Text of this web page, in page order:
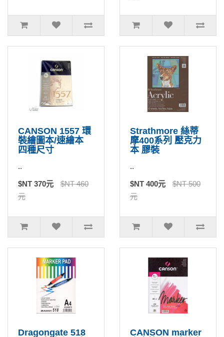
CANSON 1557 環
裝繪圖本/速繪本
四種尺寸
..
$NT 370元
$NT 460
元
Strathmore 絲蒂
摩400系列 壓克力
本 膠裝
..
$NT 400元
$NT 500
元
Dragongate 518
CANSON marker